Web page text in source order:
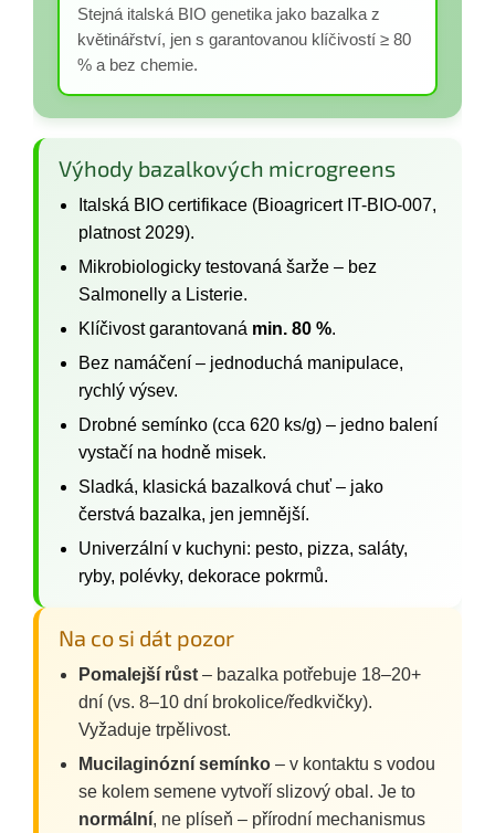
Stejná italská BIO genetika jako bazalka z
květinářství, jen s garantovanou klíčivostí ≥ 80
% a bez chemie.
Výhody bazalkových microgreens
Italská BIO certifikace (Bioagricert IT-BIO-007,
platnost 2029).
Mikrobiologicky testovaná šarže – bez
Salmonelly a Listerie.
Klíčivost garantovaná min. 80 %.
Bez namáčení – jednoduchá manipulace,
rychlý výsev.
Drobné semínko (cca 620 ks/g) – jedno balení
vystačí na hodně misek.
Sladká, klasická bazalková chuť – jako
čerstvá bazalka, jen jemnější.
Univerzální v kuchyni: pesto, pizza, saláty,
ryby, polévky, dekorace pokrmů.
Na co si dát pozor
Pomalejší růst – bazalka potřebuje 18–20+
dní (vs. 8–10 dní brokolice/ředkvičky).
Vyžaduje trpělivost.
Mucilaginózní semínko – v kontaktu s vodou
se kolem semene vytvoří slizový obal. Je to
normální, ne plíseň – přírodní mechanismus